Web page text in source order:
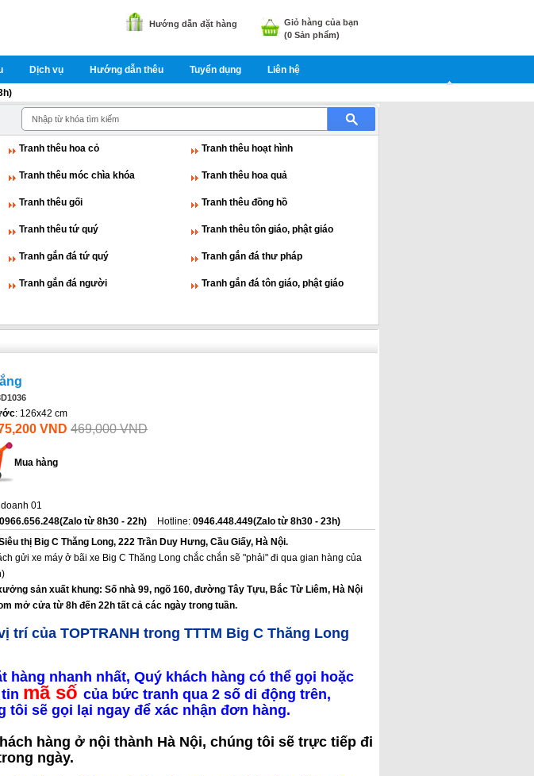
Giỏ hàng của bạn
(0 Sản phẩm)
Hướng dẫn đặt hàng
Dịch vụ Hướng dẫn thêu Tuyển dụng Liên hệ
Tranh thêu hoa cỏ Tranh thêu hoạt hình
Tranh thêu móc chìa khóa Tranh thêu hoa quả
Tranh thêu gối Tranh thêu đồng hồ
Tranh thêu tứ quý Tranh thêu tôn giáo, phật giáo
Tranh gắn đá tứ quý Tranh gắn đá thư pháp
Tranh gắn đá người Tranh gắn đá tôn giáo, phật giáo
: 126x42 cm
VND 469,000 VND
Mua hàng
01
0966.656.248(Zalo từ 8h30 - 22h) Hotline: 0946.448.449(Zalo từ 8h30 - 23h)
thị Big C Thăng Long, 222 Trần Duy Hưng, Cầu Giấy, Hà Nội.
gửi xe máy ở bãi xe Big C Thăng Long chắc chắn sẽ "phải" đi qua gian hàng của
sản xuất khung: Số nhà 99, ngõ 160, đường Tây Tựu, Bắc Từ Liêm, Hà Nội
mở cửa từ 8h đến 22h tất cả các ngày trong tuần.
trí của TOPTRANH trong TTTM Big C Thăng Long
hàng nhanh nhất, Quý khách hàng có thể gọi hoặc
mã số của bức tranh qua 2 số di động trên,
tôi sẽ gọi lại ngay để xác nhận đơn hàng.
hàng ở nội thành Hà Nội, chúng tôi sẽ trực tiếp đi
ngày.